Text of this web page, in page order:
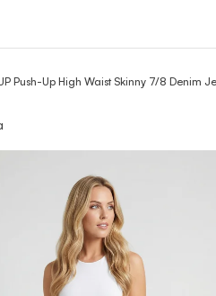
Push-Up High Waist Skinny 7/8 Denim